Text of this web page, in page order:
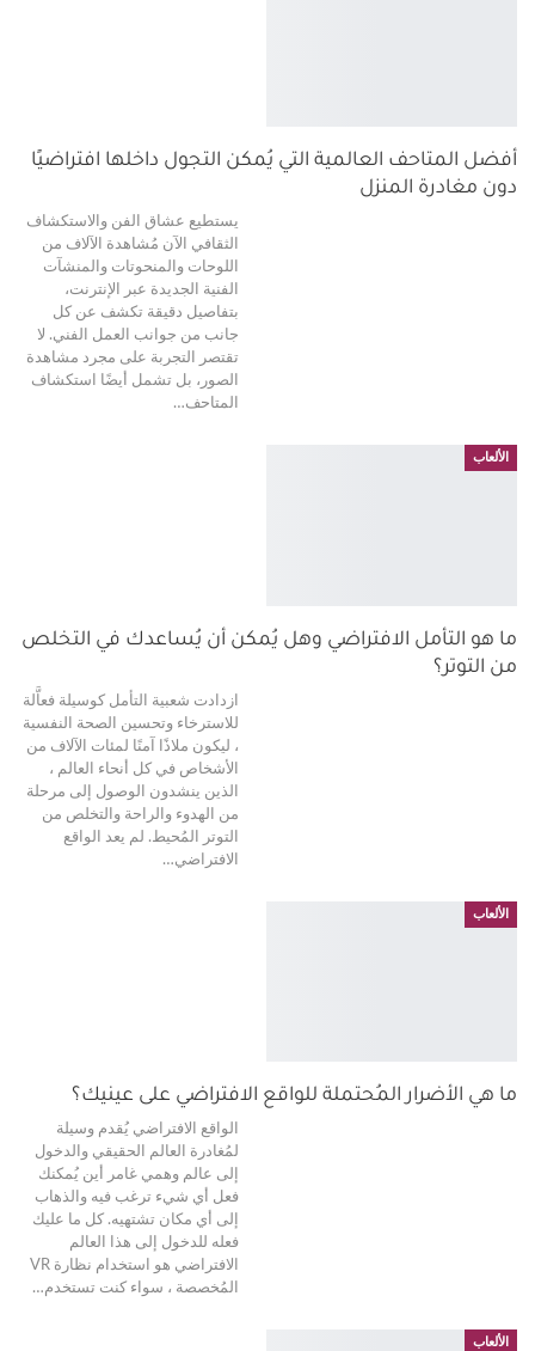
أفضل المتاحف العالمية التي يُمكن التجول داخلها افتراضيًا
دون مغادرة المنزل
يستطيع عشاق الفن والاستكشاف
الثقافي الآن مُشاهدة الآلاف من
اللوحات والمنحوتات والمنشآت
الفنية الجديدة عبر الإنترنت،
بتفاصيل دقيقة تكشف عن كل
جانب من جوانب العمل الفني. لا
تقتصر التجربة على مجرد مشاهدة
الصور، بل تشمل أيضًا استكشاف
المتاحف…
الألعاب
ما هو التأمل الافتراضي وهل يُمكن أن يُساعدك في التخلص
من التوتر؟
ازدادت شعبية التأمل كوسيلة فعاَّلة
للاسترخاء وتحسين الصحة النفسية
، ليكون ملاذًا آمنًا لمئات الآلاف من
الأشخاص في كل أنحاء العالم ،
الذين ينشدون الوصول إلى مرحلة
من الهدوء والراحة والتخلص من
التوتر المُحيط. لم يعد الواقع
الافتراضي…
الألعاب
ما هي الأضرار المُحتملة للواقع الافتراضي على عينيك؟
الواقع الافتراضي يُقدم وسيلة
لمُغادرة العالم الحقيقي والدخول
إلى عالم وهمي غامر أين يُمكنك
فعل أي شيء ترغب فيه والذهاب
إلى أي مكان تشتهيه. كل ما عليك
فعله للدخول إلى هذا العالم
الافتراضي هو استخدام نظارة VR
المُخصصة ، سواء كنت تستخدم…
الألعاب